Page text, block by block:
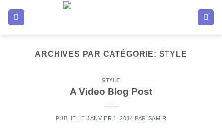
ARCHIVES PAR CATÉGORIE: STYLE
STYLE
A Video Blog Post
PUBLIÉ LEJANVIER 1, 2014 PAR SAMIR